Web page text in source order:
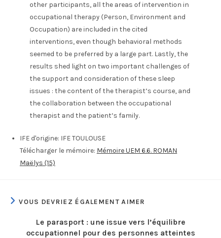
other participants, all the areas of intervention in
occupational therapy (Person, Environment and
Occupation) are included in the cited
interventions, even though behavioral methods
seemed to be preferred by a large part. Lastly, the
results shed light on two important challenges of
the support and consideration of these sleep
issues : the content of the therapist’s course, and
the collaboration between the occupational
therapist and the patient’s family.
IFE d'origine: IFE TOULOUSE
Télécharger le mémoire: Mémoire UEM 6.6. ROMAN
Maëlys (15)
VOUS DEVRIEZ ÉGALEMENT AIMER
Le parasport : une issue vers l’équilibre
occupationnel pour des personnes atteintes